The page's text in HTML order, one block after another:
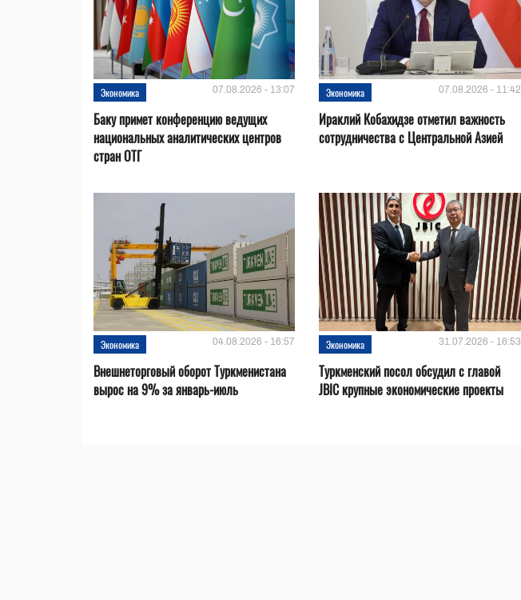
Экономика 07.08.2026 - 13:07
Баку примет конференцию ведущих
национальных аналитических центров
стран ОТГ
Экономика 07.08.2026 - 11:42
Ираклий Кобахидзе отметил важность
сотрудничества с Центральной Азией
Экономика 04.08.2026 - 16:57
Внешнеторговый оборот Туркменистана
вырос на 9% за январь-июль
Экономика 31.07.2026 - 16:53
Туркменский посол обсудил с главой
JBIC крупные экономические проекты